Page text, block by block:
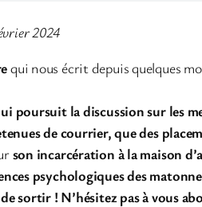
2024
qui nous écrit depuis quelques
poursuit la discussion sur les
de courrier, que des
son incarcération à la maison
psychologiques des
sortir ! N’hésitez pas à vous